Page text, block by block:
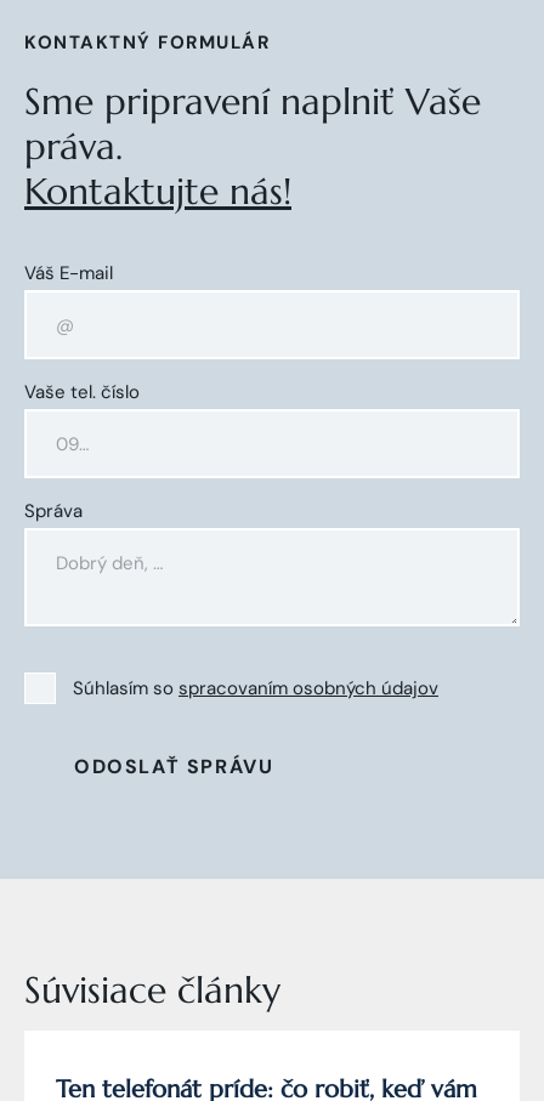
KONTAKTNÝ FORMULÁR
Sme pripravení naplniť Vaše
práva.
Kontaktujte nás!
Váš E-mail
Vaše tel. číslo
Správa
Súhlasím so spracovaním osobných údajov
ODOSLAŤ SPRÁVU
Súvisiace články
Ten telefonát príde: čo robiť, keď vám